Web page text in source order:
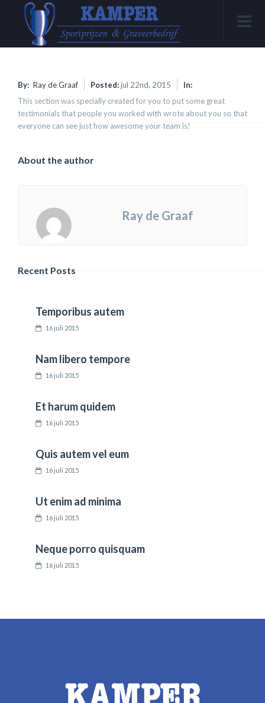
By: Ray de Graaf Posted:jul 22nd, 2015
In:
This section was specially created for you to put some great
testimonials that people you worked with wrote about you so that
everyone can see just how awesome your team is!
About the author
Ray de Graaf
Recent Posts
Temporibus autem
16 juli 2015
Nam libero tempore
16 juli 2015
Et harum quidem
16 juli 2015
Quis autem vel eum
16 juli 2015
Ut enim ad minima
16 juli 2015
Neque porro quisquam
16 juli 2015